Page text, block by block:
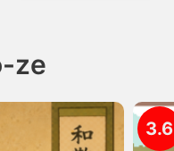
ze
3.6